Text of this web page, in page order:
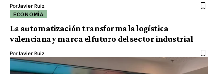
PorJavier Ruiz
ECONOMÍA
La automatización transforma la logística
valenciana y marca el futuro del sector industrial
PorJavier Ruiz